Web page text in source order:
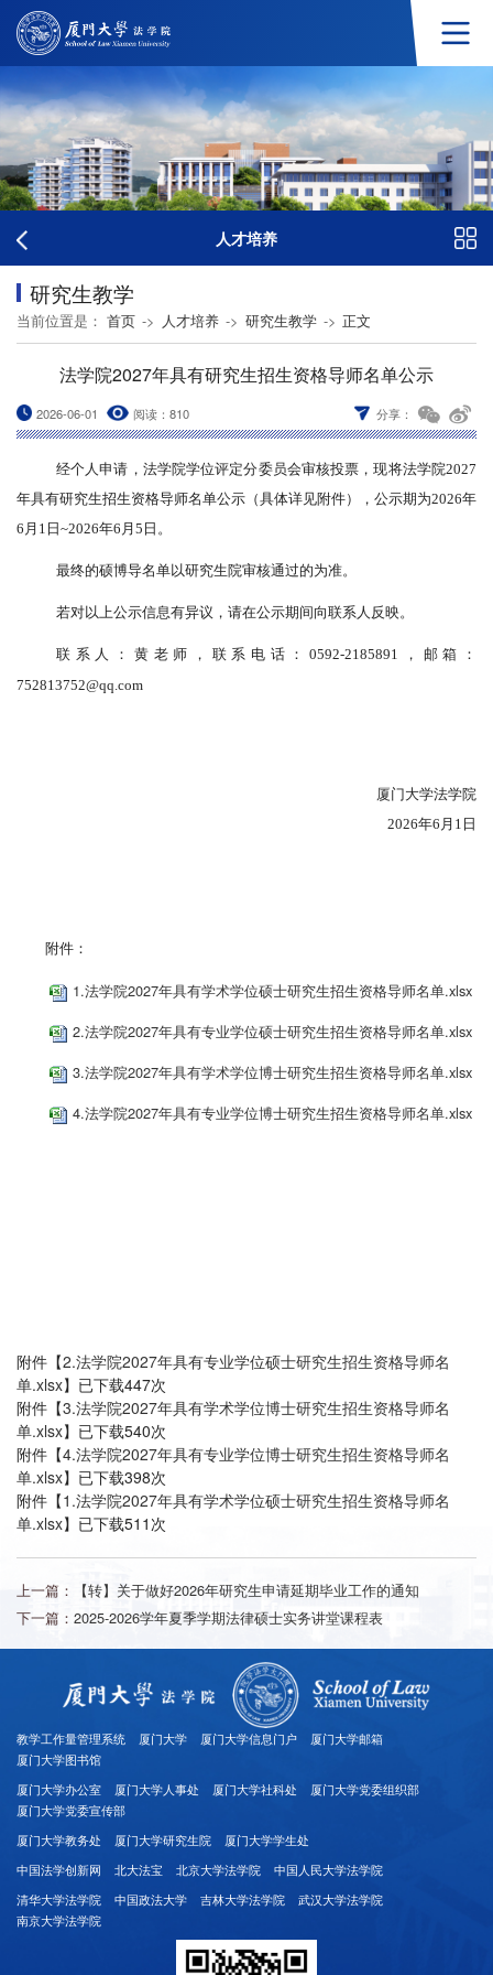
人才培养
研究生教学
当前位置是： 首页 -> 人才培养 -> 研究生教学 -> 正文
法学院2027年具有研究生招生资格导师名单公示
2026-06-01 阅读： 810 分享：
经个人申请 ， 法学院学位评定分委员会审核投票，现将法学院2027
年具有研究生招生资格导师名单公示（具体详见附件），公示期为2026年
6 月 1 日 ~2026年6 月 5 日。
最终的硕博导名单以研究生院审核通过的为准。
若对以上公示信息有异议，请在公示期间向联系人反映。
联系人： 黄老师 ，联系电话：0592-2185891，邮箱：
752813752@qq.com
厦门大学法学院
2026年6 月 1 日
附件：
1.法学院2027年具有学术学位硕士研究生招生资格导师名单.xlsx
2.法学院2027年具有专业学位硕士研究生招生资格导师名单.xlsx
3.法学院2027年具有学术学位博士研究生招生资格导师名单.xlsx
4.法学院2027年具有专业学位博士研究生招生资格导师名单.xlsx
附件【2.法学院2027年具有专业学位硕士研究生招生资格导师名
单.xlsx】已下载447次
附件【3.法学院2027年具有学术学位博士研究生招生资格导师名
单.xlsx】已下载540次
附件【4.法学院2027年具有专业学位博士研究生招生资格导师名
单.xlsx】已下载398次
附件【1.法学院2027年具有学术学位硕士研究生招生资格导师名
单.xlsx】已下载511 次
上一篇：
【转】关于做好2026年研究生申请延期毕业工作的通知
下一篇： 2025-2026学年夏季学期法律硕士实务讲堂课程表
教学工作量管理系统 厦门大学 厦门大学信息门户
厦门大学邮箱
厦门大学图书馆
厦门大学办公室
厦门大学人事处 厦门大学社科处
厦门大学党委组织部
厦门大学党委宣传部
厦门大学教务处
厦门大学研究生院
厦门大学学生处
中国法学创新网
北大法宝 北京大学法学院
中国人民大学法学院
清华大学法学院
中国政法大学 吉林大学法学院
武汉大学法学院
南京大学法学院